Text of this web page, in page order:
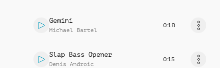
Gemini
Michael Bartel
0:18
Slap Bass Opener
Denis Androic
0:15